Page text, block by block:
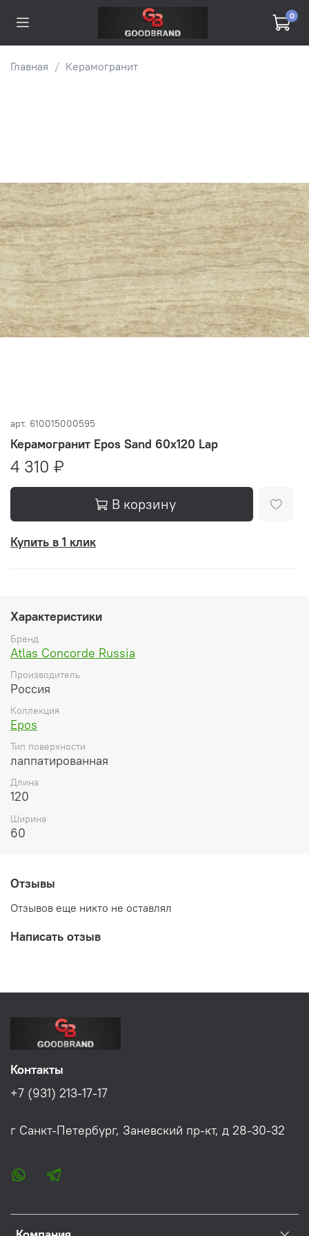
0
Главная Керамогранит
арт. 610015000595
Керамогранит Epos Sand 60x120 Lap
4 310 ₽
В корзину
Купить в 1 клик
Характеристики
Бренд
Atlas Concorde Russia
Производитель
Россия
Коллекция
Epos
Тип поверхности
лаппатированная
Длина
120
Ширина
60
Отзывы
Отзывов еще никто не оставлял
Написать отзыв
Контакты
+7 (931) 213-17-17
г Санкт-Петербург, Заневский пр-кт, д 28-30-32